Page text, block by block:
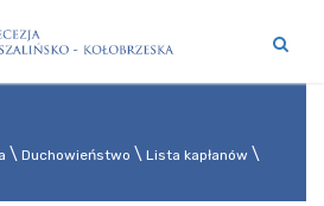
Duchowieństwo Lista kapłanów